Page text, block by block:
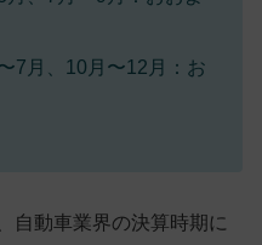
7月、10月〜12月：お
自動車業界の決算時期に